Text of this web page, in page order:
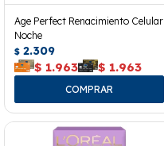
Age Perfect Renacimiento Celular
Noche
$ 2.309
$ 1.963 $ 1.963